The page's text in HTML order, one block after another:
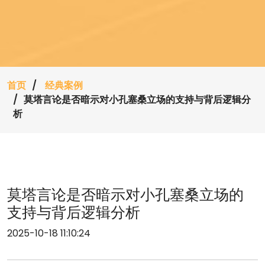
首页
经典案例
莫塔言论是否暗示对小孔塞桑立场的支持与背后逻辑分
析
莫塔言论是否暗示对小孔塞桑立场的
支持与背后逻辑分析
2025-10-18 11:10:24